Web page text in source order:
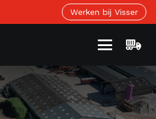
Werken bij Visser